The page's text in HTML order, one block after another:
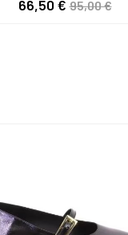
66,50 €95,00 €